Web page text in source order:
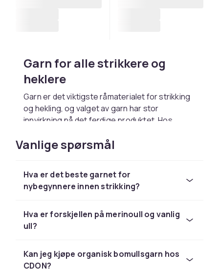
Garn for alle strikkere og
heklere
Garn er det viktigste råmaterialet for strikking
og hekling, og valget av garn har stor
innvirkning på det ferdige produktet. Hos
garner i ulike fibrer, tykkelser og farger. Enten
du strikker plagg, tepper, sokker eller
Strikking og hekling er populære hobbyer som
appellerer til mennesker i alle aldre. Det er
produkt som er unikt og personlig. Med riktig
garn kan du skape vakre og holdbare arbeider
Ullgarn i mange kvaliteter
Vanlige spørsmål
Hva er det beste garnet for
nybegynnere innen strikking?
Hva er forskjellen på merinoull og vanlig
ull?
Kan jeg kjøpe organisk bomullsgarn hos
CDON?